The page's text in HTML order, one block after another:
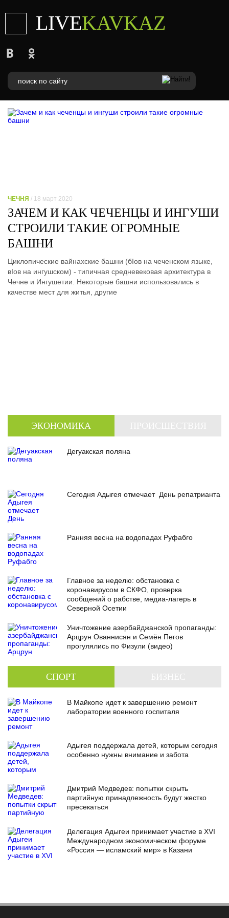
LIVEKAVKAZ
ЧЕЧНЯ / 18 март 2020
ЗАЧЕМ И КАК ЧЕЧЕНЦЫ И ИНГУШИ
СТРОИЛИ ТАКИЕ ОГРОМНЫЕ
БАШНИ
Циклопические вайнахские башни (бIов на чеченском языке,
вIов на ингушском) - типичная средневековая архитектура в
Чечне и Ингушетии. Некоторые башни использовались в
качестве мест для житья, другие
ЭКОНОМИКА
Дегуакская поляна
Сегодня Адыгея отмечает День репатрианта
Ранняя весна на водопадах Руфабго
Главное за неделю: обстановка с
коронавирусом в СКФО, проверка
сообщений о рабстве, медиа-лагерь в
Северной Осетии
Уничтожение азербайджанской пропаганды:
Арцрун Ованнисян и Семён Пегов
прогулялись по Физули (видео)
СПОРТ
В Майкопе идет к завершению ремонт
лаборатории военного госпиталя
Адыгея поддержала детей, которым сегодня
особенно нужны внимание и забота
Дмитрий Медведев: попытки скрыть
партийную принадлежность будут жестко
пресекаться
Делегация Адыгеи принимает участие в XVI
Международном экономическом форуме
«Россия — исламский мир» в Казани